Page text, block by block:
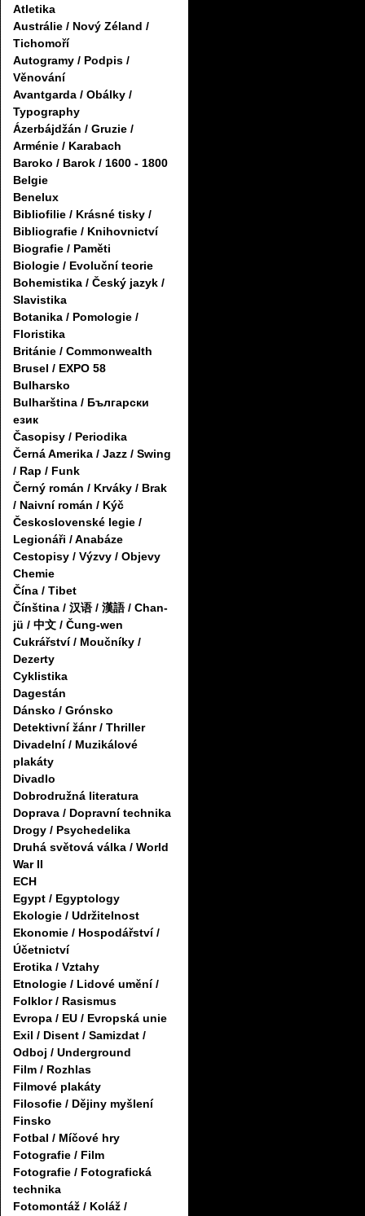
Atletika
Austrálie / Nový Zéland /
Tichomoří
Autogramy / Podpis /
Věnování
Avantgarda / Obálky /
Typography
Ázerbájdžán / Gruzie /
Arménie / Karabach
Baroko / Barok / 1600 - 1800
Belgie
Benelux
Bibliofilie / Krásné tisky /
Bibliografie / Knihovnictví
Biografie / Paměti
Biologie / Evoluční teorie
Bohemistika / Český jazyk /
Slavistika
Botanika / Pomologie /
Floristika
Británie / Commonwealth
Brusel / EXPO 58
Bulharsko
Bulharština / Български
език
Časopisy / Periodika
Černá Amerika / Jazz / Swing
/ Rap / Funk
Černý román / Krváky / Brak
/ Naivní román / Kýč
Československé legie /
Legionáři / Anabáze
Cestopisy / Výzvy / Objevy
Chemie
Čína / Tibet
Čínština / 汉语 / 漢語 / Chan-
jü / 中文 / Čung-wen
Cukrářství / Moučníky /
Dezerty
Cyklistika
Dagestán
Dánsko / Grónsko
Detektivní žánr / Thriller
Divadelní / Muzikálové
plakáty
Divadlo
Dobrodružná literatura
Doprava / Dopravní technika
Drogy / Psychedelika
Druhá světová válka / World
War II
ECH
Egypt / Egyptology
Ekologie / Udržitelnost
Ekonomie / Hospodářství /
Účetnictví
Erotika / Vztahy
Etnologie / Lidové umění /
Folklor / Rasismus
Evropa / EU / Evropská unie
Exil / Disent / Samizdat /
Odboj / Underground
Film / Rozhlas
Filmové plakáty
Filosofie / Dějiny myšlení
Finsko
Fotbal / Míčové hry
Fotografie / Film
Fotografie / Fotografická
technika
Fotomontáž / Koláž /